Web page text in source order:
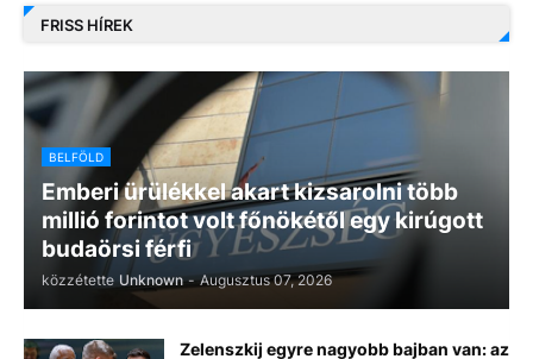
FRISS HÍREK
BELFÖLD
Emberi ürülékkel akart kizsarolni több
millió forintot volt főnökétől egy kirúgott
budaörsi férfi
közzétette Unknown - Augusztus 07, 2026
Zelenszkij egyre nagyobb bajban van: az